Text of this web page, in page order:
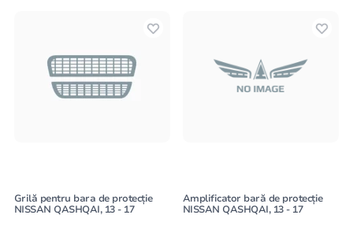
Grilă pentru bara de protecție
NISSAN QASHQAI, 13 - 17
Amplificator bară de protecție
NISSAN QASHQAI, 13 - 17